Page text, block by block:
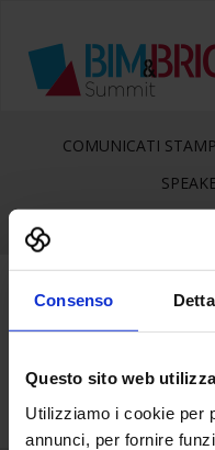
Consenso
Questo sito web
Utilizziamo i cookie per
annunci, per fornire
COMUNICATI